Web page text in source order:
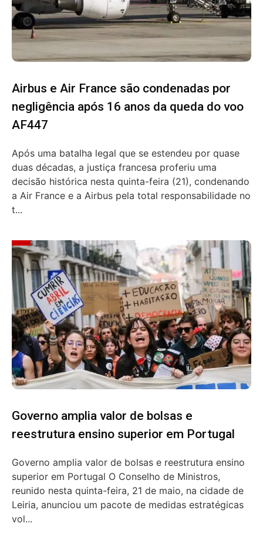
Airbus e Air France são condenadas por
negligência após 16 anos da queda do voo
AF447
Após uma batalha legal que se estendeu por quase
duas décadas, a justiça francesa proferiu uma
decisão histórica nesta quinta-feira (21), condenando
a Air France e a Airbus pela total responsabilidade no
t...
Governo amplia valor de bolsas e
reestrutura ensino superior em Portugal
Governo amplia valor de bolsas e reestrutura ensino
superior em Portugal O Conselho de Ministros,
reunido nesta quinta-feira, 21 de maio, na cidade de
Leiria, anunciou um pacote de medidas estratégicas
vol...